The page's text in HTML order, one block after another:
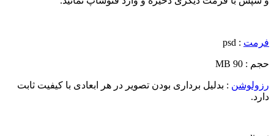
فرمت : psd
حجم : 90 MB
رزولوشن : بدلیل برداری بودن تصویر در هر ابعادی با کیفیت ثابت
دارد.